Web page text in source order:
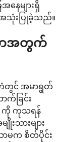
ေများရှိ
အသုံးပြုခဲ့သည်။
ဘာအတွက်
င်တံတွင် အမာရွတ်
က်ခြင်း
ကို ကုသရန်
သားများ
မက စိတ်ပိုင်း